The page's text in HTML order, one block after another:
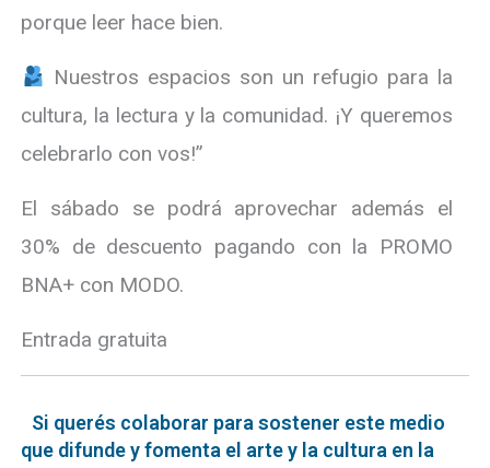
porque leer hace bien.
Nuestros espacios son un refugio para la
cultura, la lectura y la comunidad. ¡Y queremos
celebrarlo con vos!”
El sábado se podrá aprovechar además el
30% de descuento pagando con la PROMO
BNA+ con MODO.
Entrada gratuita
Si querés colaborar para sostener este medio
que difunde y fomenta el arte y la cultura en la